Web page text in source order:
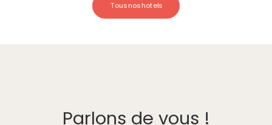
Tous nos hotels
Parlons de vous !